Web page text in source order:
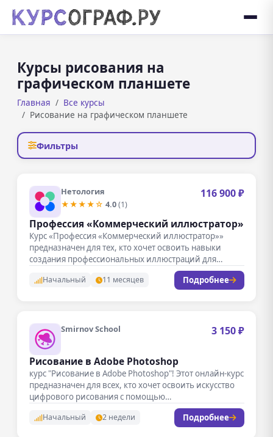
Курсы рисования на
графическом планшете
Главная
Все курсы
Рисование на графическом планшете
Фильтры
Нетология
★★★★☆ 4.0(1)
116 900 ₽
Профессия «Коммерческий иллюстратор»
Курс «Профессия «Коммерческий иллюстратор»»
предназначен для тех, кто хочет освоить навыки
создания профессиональных иллюстраций для
Начальный 11 месяцев Подробнее
Smirnov School 3 150 ₽
Рисование в Adobe Photoshop
курс "Рисование в Adobe Photoshop"! Этот онлайн-курс
предназначен для всех, кто хочет освоить искусство
цифрового рисования с помощью…
Начальный 2 недели Подробнее